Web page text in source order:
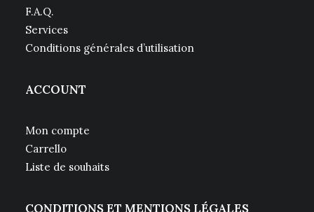
F.A.Q.
Services
Conditions générales d’utilisation
ACCOUNT
Mon compte
Carrello
Liste de souhaits
CONDITIONS ET MENTIONS LÉGALES